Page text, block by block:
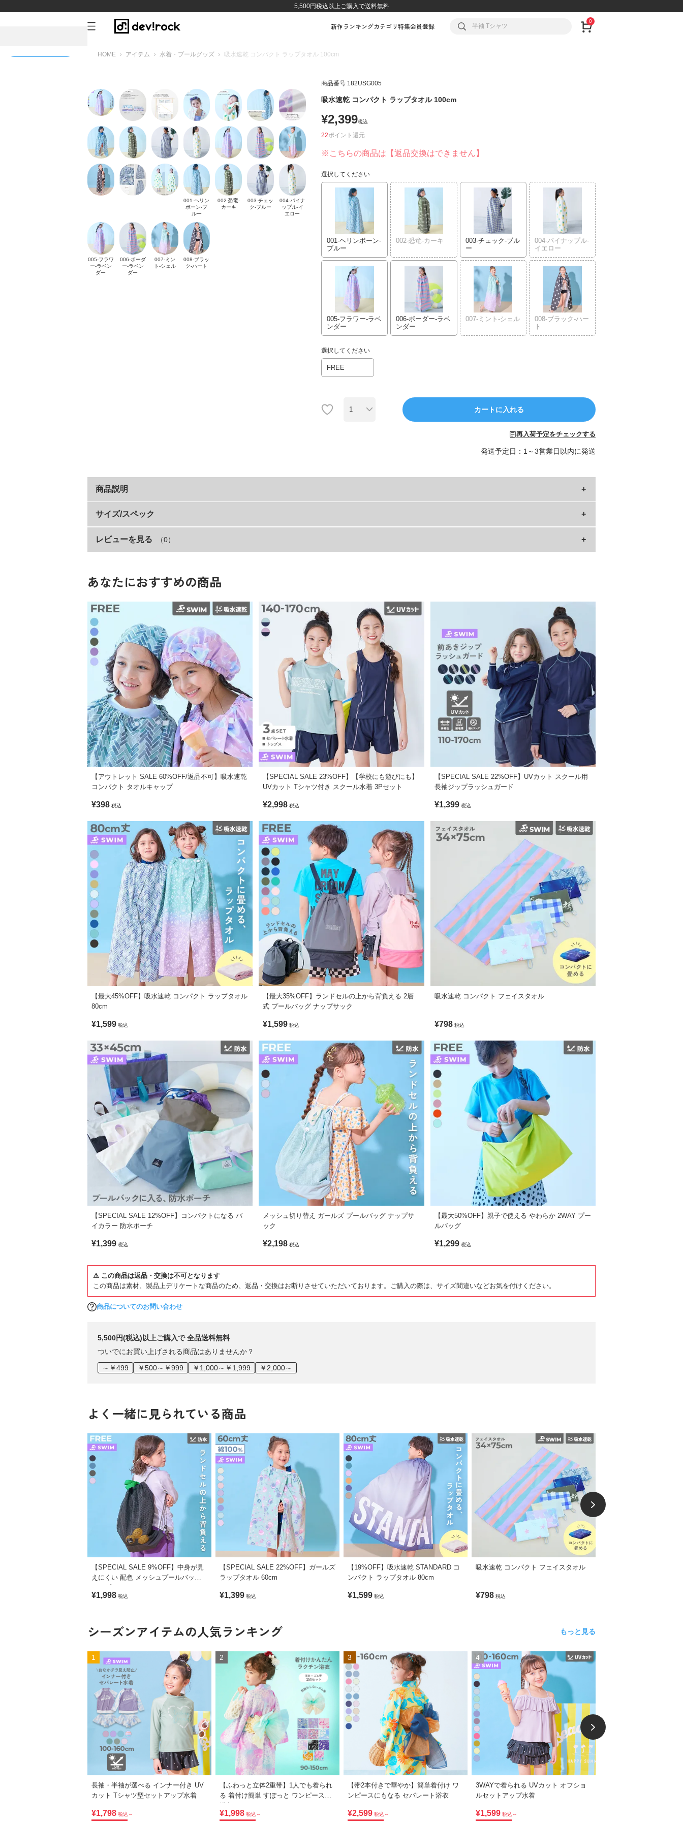
5,500円税込以上ご購入で送料無料
新作ランキングカテゴリ特集会員登録
0
HOME アイテム 水着・プールグッズ 吸水速乾 コンパクト ラップタオル 100cm
001-ヘリン
ボーン-ブ
ルー
002-恐竜-
カーキ
003-チェッ
ク-ブルー
004-パイナ
ップル-イ
エロー
005-フラワ
ー-ラベン
ダー
006-ボーダ
ー-ラベン
ダー
007-ミン
ト-シェル
008-ブラッ
ク-ハート
商品番号 182USG005
吸水速乾 コンパクト ラップタオル 100cm
¥2,399税込
22ポイント
※こちらの商品は【返品交換はできません】
選択してください
001-ヘリンボーン-
ブルー
002-恐竜-カーキ
003-チェック-ブル
ー
004-パイナップル-
イエロー
005-フラワー-ラベ
ンダー
006-ボーダー-ラベ
ンダー
007-ミント-シェル
008-ブラック-ハー
ト
選択してください
FREE
カートに入れる
再入荷予定をチェックする
発送予定日：1～3営業日以内に発送
商品説明
ただでさえ多い通学時の荷物。
特にプールの日は大きなタオルや水着で荷物がいっぱい。
そんなお悩みを解決できるような、コンパクトに畳めるラップタオルが新登場。
お洗濯してもすぐに乾く速乾性も魅力。
80cmタイプも別ページにご用意しているので、好みや用途に合わせてお選びいただるのもポイントです。
吸水速乾性に優れたマイクロファイバー素材
素肌に心地良い、なめらかな風合いの素材。
薄手で軽く、コンパクトに畳めるのが嬉しいポイントです。
サイズ/スペック
ポリエステル90% ナイロン10%
生産国
CHINA
備考
洗濯方法
洗濯機洗い可(弱い洗濯処理) / 漂白剤使用不可 / 乾燥機使用不可 / 日陰つり干し/ 裏返して洗濯ネット使用
ご注意事項
・素材の特性上、摩擦や洗濯により毛羽立ち、毛羽落ちが生じる恐れがあります。
・摩擦や水、汗などで色が移ることがあります。ご注意ください。
・平置きにて採寸しているため、サイズや形に多少の誤差が生じる場合があります。あらかじめご了承ください。
・生産時期により、多少色味が異なる場合がございますが、素材・サイズ等の品質に違いはございません。
・ご使用のパソコンやブラウザの環境により、実際の色とは多少異なる場合がございます。
レビューを見る （0）
あなたにおすすめの商品
【アウトレット SALE 60%OFF/返品不可】吸水速乾
コンパクト タオルキャップ
¥398 税込
【SPECIAL SALE 23%OFF】【学校にも遊びにも】
UVカット Tシャツ付き スクール水着 3Pセット
¥2,998 税込
【SPECIAL SALE 22%OFF】UVカット スクール用
長袖ジップラッシュガード
¥1,399 税込
【最大45%OFF】吸水速乾 コンパクト ラップタオル
80cm
¥1,599 税込
【最大35%OFF】ランドセルの上から背負える 2層
式 プールバッグ ナップサック
¥1,599 税込
吸水速乾 コンパクト フェイスタオル
¥798 税込
【SPECIAL SALE 12%OFF】コンパクトになる バ
イカラー 防水ポーチ
¥1,399 税込
メッシュ切り替え ガールズ プールバッグ ナップサ
ック
¥2,198 税込
【最大50%OFF】親子で使える やわらか 2WAY プー
ルバッグ
¥1,299 税込
⚠ この商品は返品・交換は不可となります
この商品は素材、製品上デリケートな商品のため、返品・交換はお断りさせていただいております。ご購入の際は、サイズ間違いなどお気を付けください。
商品についてのお問い合わせ
5,500円(税込)以上ご購入で 全品送料無料
ついでにお買い上げされる商品はありませんか？
～￥499
￥500～￥999 ￥1,000～￥1,999 ￥2,000～
よく一緒に見られている商品
【SPECIAL SALE 9%OFF】中身が見
えにくい 配色 メッシュプールバッグ
¥1,998 税込
【SPECIAL SALE 22%OFF】ガールズ
ラップタオル 60cm
¥1,399 税込
【19%OFF】吸水速乾 STANDARD コ
ンパクト ラップタオル 80cm
¥1,599 税込
吸水速乾 コンパクト フェイスタオル
¥798 税込
シーズンアイテムの人気ランキング もっと見る
1
長袖・半袖が選べる インナー付き UV
カット Tシャツ型セットアップ水着
¥1,798 税込～
2
【ふわっと立体2重帯】1人でも着られ
る 着付け簡単 すぽっと ワンピース型
¥1,998 税込～
3
【帯2本付きで華やか】簡単着付け ワ
ンピースにもなる セパレート浴衣
¥2,599 税込～
4
3WAYで着られる UVカット オフショ
ルセットアップ水着
¥1,599 税込～